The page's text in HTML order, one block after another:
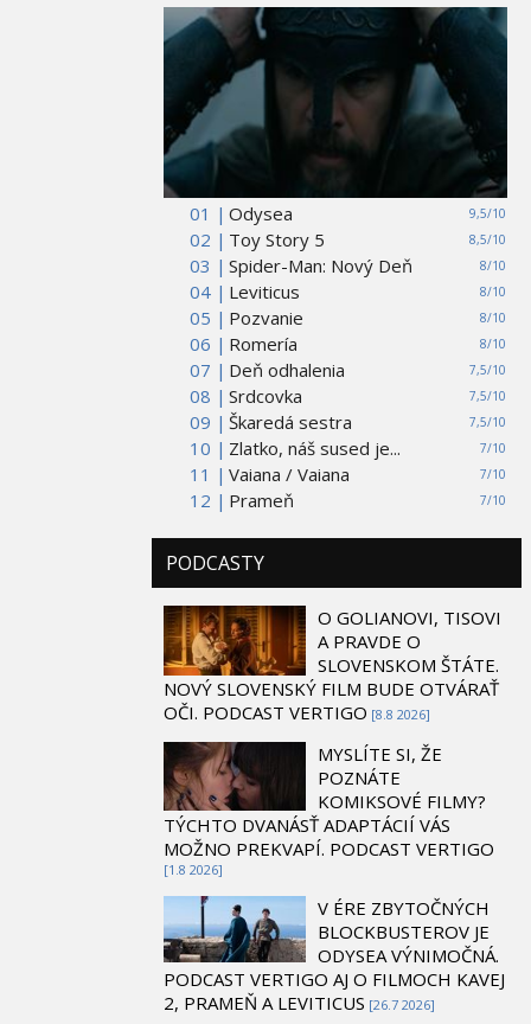
01 | 9,5/10
Odysea
02 |
8,5/10
Toy Story 5
03 |
8/10
Spider-Man: Nový Deň
04 |
8/10
Leviticus
05 |
8/10
Pozvanie
06 |
8/10
Romería
07 |
7,5/10
Deň odhalenia
08 |
7,5/10
Srdcovka
09 |
7,5/10
Škaredá sestra
10 |
7/10
Zlatko, náš sused je...
11 |
7/10
Vaiana / Vaiana
12 |
7/10
Prameň
PODCASTY
O GOLIANOVI, TISOVI
A PRAVDE O
SLOVENSKOM ŠTÁTE.
NOVÝ SLOVENSKÝ FILM BUDE OTVÁRAŤ
OČI. PODCAST VERTIGO [8.8 2026]
MYSLÍTE SI, ŽE
POZNÁTE
KOMIKSOVÉ FILMY?
TÝCHTO DVANÁSŤ ADAPTÁCIÍ VÁS
MOŽNO PREKVAPÍ. PODCAST VERTIGO
[1.8 2026]
V ÉRE ZBYTOČNÝCH
BLOCKBUSTEROV JE
ODYSEA VÝNIMOČNÁ.
PODCAST VERTIGO AJ O FILMOCH KAVEJ
2, PRAMEŇ A LEVITICUS [26.7 2026]